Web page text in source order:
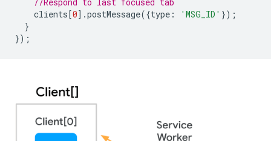
clients[0].postMessage({type : 'MSG_ID' });
}
});